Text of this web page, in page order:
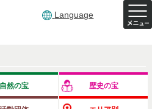
Language
自然の宝 歴史の宝